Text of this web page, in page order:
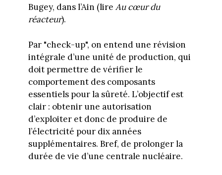
Bugey, dans l’Ain (lire Au cœur du
réacteur).
Par "check-up", on entend une révision
intégrale d’une unité de production, qui
doit permettre de vérifier le
comportement des composants
essentiels pour la sûreté. L’objectif est
clair : obtenir une autorisation
d’exploiter et donc de produire de
l’électricité pour dix années
supplémentaires. Bref, de prolonger la
durée de vie d’une centrale nucléaire.